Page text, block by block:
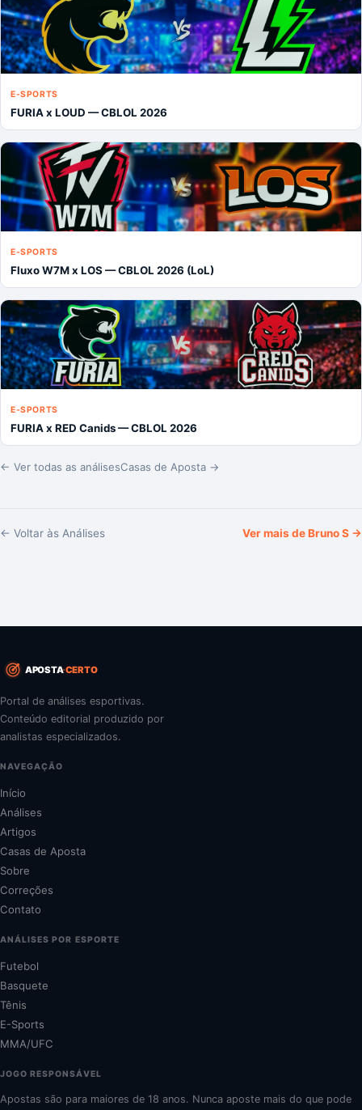
E-SPORTS
FURIA x LOUD — CBLOL 2026
E-SPORTS
Fluxo W7M x LOS — CBLOL 2026 (LoL)
E-SPORTS
FURIA x RED Canids — CBLOL 2026
← Ver todas as análisesCasas de Aposta →
← Voltar às Análises Ver mais deBruno S →
APOSTACERTO
Portal de análises esportivas.
Conteúdo editorial produzido por
analistas especializados.
NAVEGAÇÃO
Início
Análises
Artigos
Casas de Aposta
Sobre
Correções
Contato
ANÁLISES POR ESPORTE
Futebol
Basquete
Tênis
E-Sports
MMA/UFC
JOGO RESPONSÁVEL
Apostas são para maiores de 18 anos. Nunca aposte mais do que pode